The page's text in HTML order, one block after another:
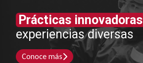
Prácticas innovadoras
experiencias diversas
Conoce más